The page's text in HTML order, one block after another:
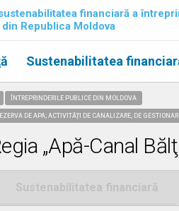
financiară a
Republica Moldova
Sustenabilitatea
ÎNTREPRINDERILE PUBLICE DIN MOLDOVA
DE APA; ACTIVITĂȚI DE CANALIZARE, DE
„Apă-Canal
Sustenabilitatea financiară